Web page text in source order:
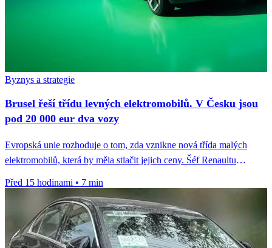
Byznys a strategie
Brusel řeší třídu levných elektromobilů. V Česku jsou
pod 20 000 eur dva vozy
Evropská unie rozhoduje o tom, zda vznikne nová třída malých
elektromobilů, která by měla stlačit jejich ceny. Šéf Renaultu
Před 15 hodinami • 7 min